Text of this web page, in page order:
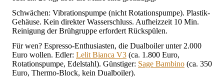
Schwächen: Vibrationspumpe (nicht Rotationspumpe). Plastik-
Gehäuse. Kein direkter Wasserschluss. Aufheizzeit 10 Min.
Reinigung der Brühgruppe erfordert Rückspülen.
Für wen? Espresso-Enthusiasten, die Dualboiler unter 2.000
Euro wollen. Edler: Lelit Bianca V3 (ca. 1.800 Euro,
Rotationspumpe, Edelstahl). Günstiger: Sage Bambino (ca. 350
Euro, Thermo-Block, kein Dualboiler).